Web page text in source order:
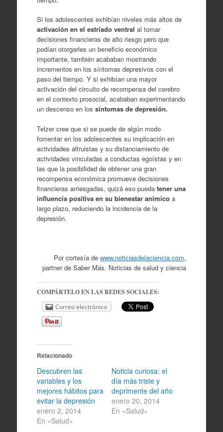
Si los adolescentes exhibían niveles más altos de
activación en el estriado ventral al tomar
decisiones financieras de alto riesgo pero que
podían otorgarles un beneficio económico
importante, también acababan mostrando
incrementos en los síntomas depresivos con el
paso del tiempo. Y si exhibían una mayor
activación del circuito de recompensa del cerebro
en el contexto prosocial, acababan experimentando
un descenso en los síntomas de depresión.
Telzer cree que si se puede de algún modo
fomentar en los adolescentes su implicación en
actividades altruistas y su distanciamiento de
actividades vinculadas a conductas egoístas y en
las que la posibilidad de obtener una gran
recompensa económica promueve decisiones
financieras arriesgadas, quizá eso puedatener una
influencia positiva en su bienestar anímicoa
largo plazo, reduciendo la incidencia de la
depresión.
Por cortesía dewww.noticiasdelaciencia.com,
partner de Saber Más. Noticias de salud y ciencia
COMPÁRTELO EN LAS REDES SOCIALES:
Correo electrónico
Relacionado
Descubren las
variables y los
mejores hábitos para
evitar la depresión
enero 2, 2014
En «Salud»
Noticia curiosa: el
día más triste y
deprimente del año
enero 20, 2014
En «Salud»